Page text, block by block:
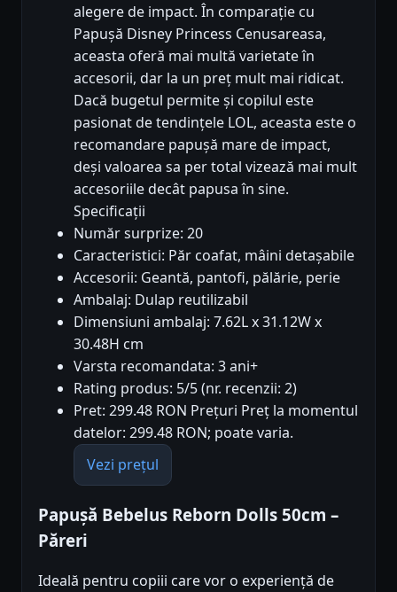
alegere de impact. În comparație cu
Papușă Disney Princess Cenusareasa,
aceasta oferă mai multă varietate în
accesorii, dar la un preț mult mai ridicat.
Dacă bugetul permite și copilul este
pasionat de tendințele LOL, aceasta este o
recomandare papușă mare de impact,
deși valoarea sa per total vizează mai mult
accesoriile decât papusa în sine.
Specificații
Număr surprize: 20
Caracteristici: Păr coafat, mâini detașabile
Accesorii: Geantă, pantofi, pălărie, perie
Ambalaj: Dulap reutilizabil
Dimensiuni ambalaj: 7.62L x 31.12W x
30.48H cm
Varsta recomandata: 3 ani+
Rating produs: 5/5 (nr. recenzii: 2)
Pret: 299.48 RON Prețuri Preț la momentul
datelor: 299.48 RON; poate varia.
Vezi prețul
Papușă Bebelus Reborn Dolls 50cm –
Păreri
Ideală pentru copiii care vor o experiență de